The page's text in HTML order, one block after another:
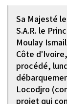
Sa Majesté
S.A.R. le
Moulay
Côte
procédé,
Locodjro
projet qui